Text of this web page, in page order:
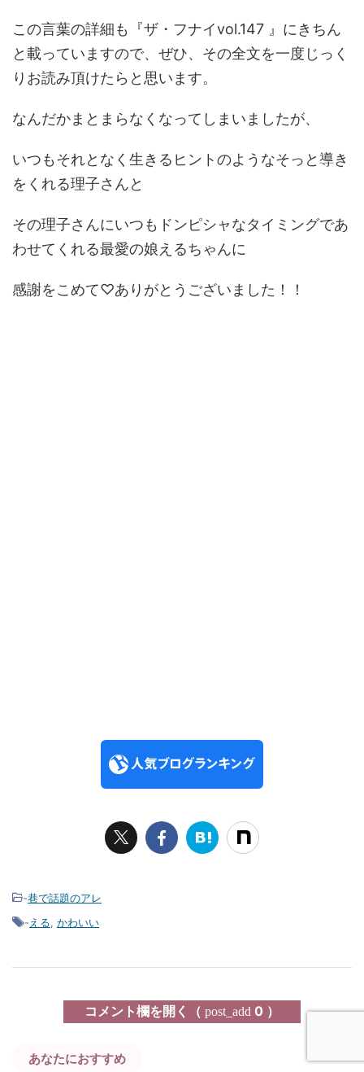
この言葉の詳細も『ザ・フナイvol.147 』にきちん
と載っていますので、ぜひ、その全文を一度じっく
りお読み頂けたらと思います。
なんだかまとまらなくなってしまいましたが、
いつもそれとなく生きるヒントのようなそっと導き
をくれる理子さんと
その理子さんにいつもドンピシャなタイミングであ
わせてくれる最愛の娘えるちゃんに
感謝をこめて♡ありがとうございました！！
コメント欄を開く（ 0 ）